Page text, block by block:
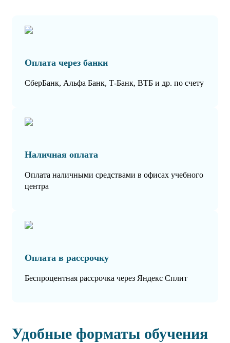
Оплата через банки
СберБанк, Альфа Банк, Т-Банк, ВТБ и др. по счету
Наличная оплата
Оплата наличными средствами в офисах учебного
центра
Оплата в рассрочку
Беспроцентная рассрочка через Яндекс Сплит
Удобные форматы обучения